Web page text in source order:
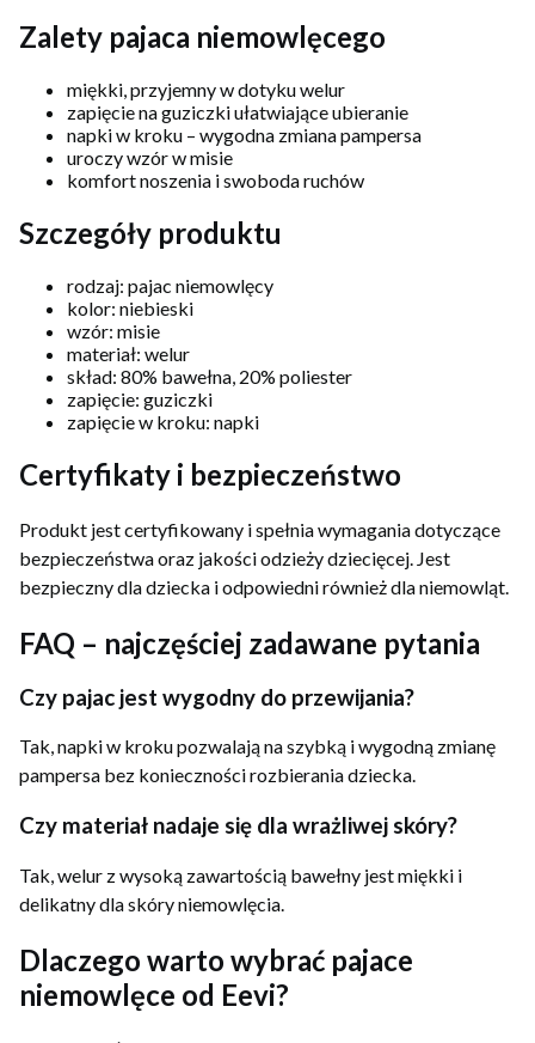
Zalety pajaca niemowlęcego
miękki, przyjemny w dotyku welur
zapięcie na guziczki ułatwiające ubieranie
napki w kroku – wygodna zmiana pampersa
uroczy wzór w misie
komfort noszenia i swoboda ruchów
Szczegóły produktu
rodzaj: pajac niemowlęcy
kolor: niebieski
wzór: misie
materiał: welur
skład: 80% bawełna, 20% poliester
zapięcie: guziczki
zapięcie w kroku: napki
Certyfikaty i bezpieczeństwo
Produkt jest certyfikowany i spełnia wymagania dotyczące
bezpieczeństwa oraz jakości odzieży dziecięcej. Jest
bezpieczny dla dziecka i odpowiedni również dla niemowląt.
FAQ – najczęściej zadawane pytania
Czy pajac jest wygodny do przewijania?
Tak, napki w kroku pozwalają na szybką i wygodną zmianę
pampersa bez konieczności rozbierania dziecka.
Czy materiał nadaje się dla wrażliwej skóry?
Tak, welur z wysoką zawartością bawełny jest miękki i
delikatny dla skóry niemowlęcia.
Dlaczego warto wybrać pajace
niemowlęce od Eevi?